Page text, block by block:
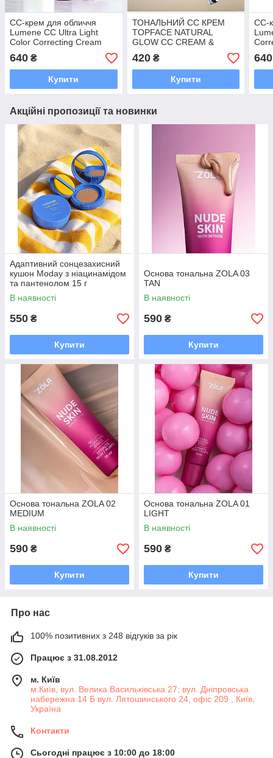
CC-крем для обличчя
Lumene CC Ultra Light
Color Correcting Cream
SPF 20, 30 мл
640 ₴
Купити
ТОНАЛЬНИЙ СС КРЕМ
TOPFACE NATURAL
GLOW CC CREAM &
CONCEALER SPF50 003
30 МЛ
420₴
Купити
CC-
30
640
Акційні пропозиції та новинки
Адаптивний сонцезахисний
кушон Moday з ніацинамідом
та пантенолом 15 г
В наявності
550 ₴
Купити
Основа тональна ZOLA 03
TAN
В наявності
590 ₴
Купити
Основа тональна ZOLA 02
MEDIUM
В наявності
590 ₴
Купити
Основа тональна ZOLA 01
LIGHT
В наявності
590 ₴
Купити
Про нас
100% позитивних з 248 відгуків за рік
Працює з 31.08.2012
м. Київ
м.Київ, вул. Велика Васильківська 27; вул. Дніпровська
набережна 14 Б вул. Лятошинського 24, офіс 209 , Київ,
Україна
Контакти
Сьогодні працює з 10:00 до 18:00